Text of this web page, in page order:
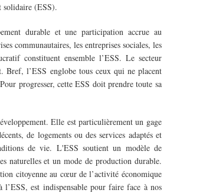
solidaire (ESS).
durable et une participation accrue au
communautaires, les entreprises sociales, les
constituent ensemble l’ESS. Le secteur
Bref, l’ESS englobe tous ceux qui ne placent
progresser, cette ESS doit prendre toute sa
Elle est particulièrement un gage
de logements ou des services adaptés et
de vie. L'ESS soutient un modèle de
naturelles et un mode de production durable.
citoyenne au cœur de l’activité économique
est indispensable pour faire face à nos